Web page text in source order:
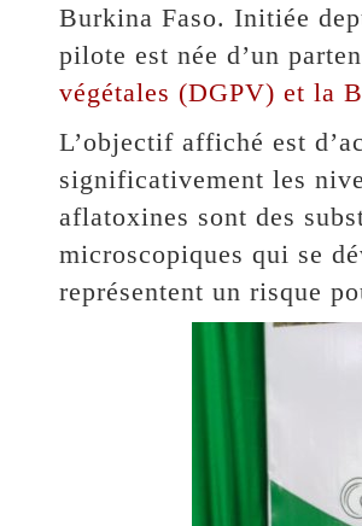
Burkina Faso. Initiée
pilote est née d’un
végétales (DGPV) et la
L’objectif affiché est
significativement les
aflatoxines sont des
microscopiques qui se
représentent un risque